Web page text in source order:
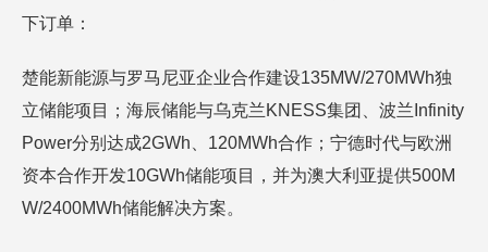
下订单：
楚能新能源与罗马尼亚企业合作建设135MW/270MWh独
立储能项目；海辰储能与乌克兰KNESS集团、波兰Infinity
Power分别达成2GWh、120MWh合作；宁德时代与欧洲
资本合作开发10GWh储能项目，并为澳大利亚提供500M
W/2400MWh储能解决方案。